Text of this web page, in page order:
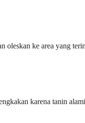
ke area yang
karena tanin